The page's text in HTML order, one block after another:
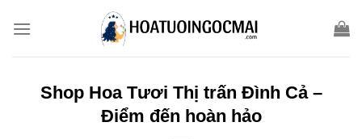
Shop Hoa Tươi Thị trấn Đình Cả –
Điểm đến hoàn hảo